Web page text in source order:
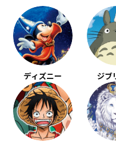
ディズニー ジブ